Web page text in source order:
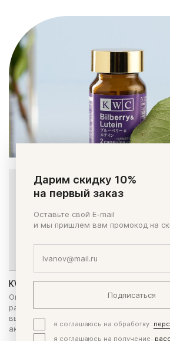
KWC Омега-3 EPA&DHA
Омега-3 кислоты - для улучшения
работы сердца и сосудов, для
высокой интеллектуальной
активности.
Дарим скидку 10%
на первый заказ
Оставьте свой E-mail
и мы пришлем вам промокод на
Подписаться
я соглашаюсь на обработку
я соглашаюсь на получение